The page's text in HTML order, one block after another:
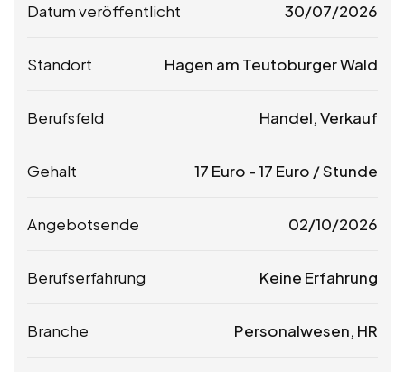
Datum veröffentlicht 30/07/2026
Standort Hagen am Teutoburger Wald
Berufsfeld Handel, Verkauf
Gehalt 17 Euro -17 Euro / Stunde
Angebotsende 02/10/2026
Berufserfahrung Keine Erfahrung
Branche Personalwesen, HR